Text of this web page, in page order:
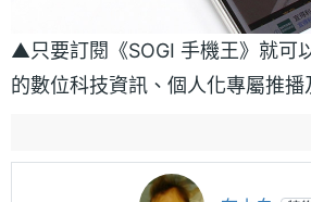
▲只要訂閱《SOGI 手機王》就可
的數位科技資訊、個人化專屬推播